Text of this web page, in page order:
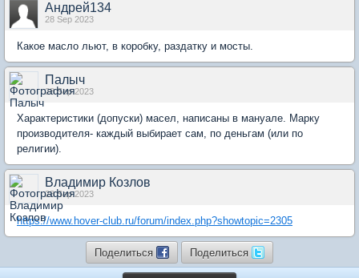
Андрей134
28 Sep 2023
Какое масло льют, в коробку, раздатку и мосты.
Палыч
28 Sep 2023
Характеристики (допуски) масел, написаны в мануале. Марку
производителя- каждый выбирает сам, по деньгам (или по
религии).
Владимир Козлов
28 Sep 2023
https://www.hover-club.ru/forum/index.php?showtopic=2305
Поделиться Поделиться